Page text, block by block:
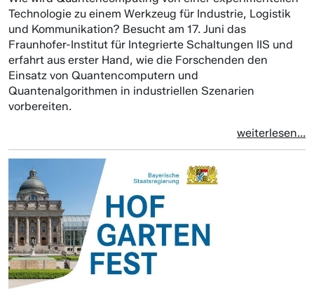
Technologie zu einem Werkzeug für Industrie, Logistik
und Kommunikation? Besucht am 17. Juni das
Fraunhofer-Institut für Integrierte Schaltungen IIS und
erfahrt aus erster Hand, wie die Forschenden den
Einsatz von Quantencomputern und
Quantenalgorithmen in industriellen Szenarien
vorbereiten.
weiterlesen...